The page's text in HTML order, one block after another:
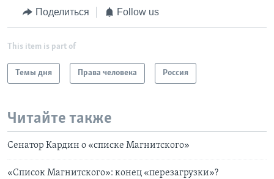
Поделиться Follow us
This item is part of
Темы дня Права человека Россия
Читайте также
Сенатор Кардин о «списке Магнитского»
«Список Магнитского»: конец «перезагрузки»?